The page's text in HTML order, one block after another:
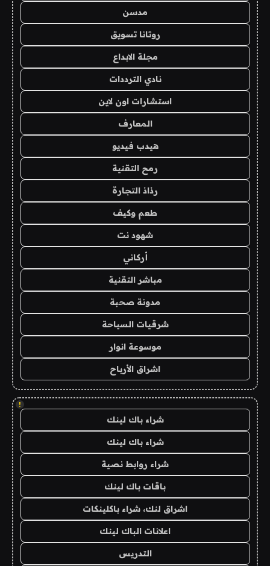
مدسن
روتانا تسويق
مجلة الابداع
نادي الترددات
استشارات اون لاين
المعارف
هيدب فيديو
رمح التقنية
رذاذ التجارة
طعم وكيف
شهود نت
أركاني
مباشر التقنية
مدونة صحبة
شرقيات السياحة
موسوعة انوار
اشراق الأرباح
!
شراء باك لينك
شراء باك لينك
شراء روابط نصية
باقات باك لينك
اشراق لنك، شراء باكلينكات
اعلانات الباك لينك
التدريس